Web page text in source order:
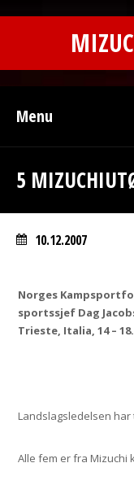
Menu
5
10.12.2007
Norges
sportssjef Dag
Trieste, Italia, 14 –
Landslagsledelsen har
Alle fem er fra Mizuchi